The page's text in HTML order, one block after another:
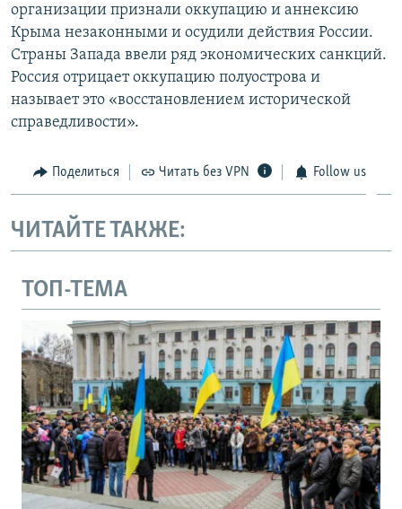
организации признали оккупацию и аннексию
Крыма незаконными и осудили действия России.
Страны Запада ввели ряд экономических санкций.
Россия отрицает оккупацию полуострова и
называет это «восстановлением исторической
справедливости».
Поделиться Читать без VPN Follow us
ЧИТАЙТЕ ТАКЖЕ:
ТОП-ТЕМА